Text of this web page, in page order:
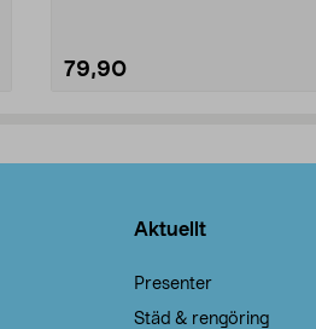
79,90
Aktuellt
Presenter
Städ & rengöring